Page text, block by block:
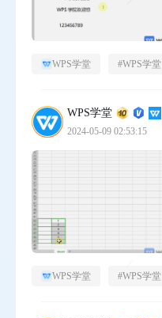
WPS学堂 #WPS学堂
WPS学堂
2024-05-09 02:53:15
WPS学堂 #WPS学堂